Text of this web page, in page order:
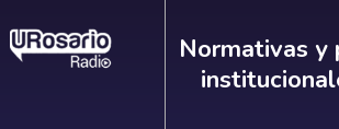
Normativas y